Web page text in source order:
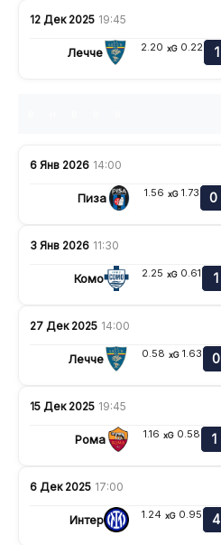
12 Дек 2025 19:45
Лечче 2.20 xG 0.22 1
6 Янв 2026 14:00
Пиза 1.56 xG 1.73 0
3 Янв 2026 11:30
Комо 2.25 xG 0.61 1
27 Дек 2025 14:00
Лечче 0.58 xG 1.63 0
15 Дек 2025 19:45
Рома 1.16 xG 0.58 1
6 Дек 2025 17:00
Интер 1.24 xG 0.95 4